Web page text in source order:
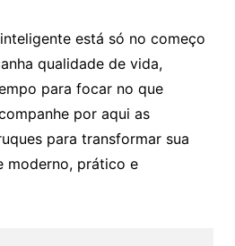
está só no começo
qualidade de vida,
para focar no que
por aqui as
para transformar sua
moderno, prático e